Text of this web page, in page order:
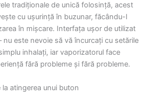
tradiționale de unică folosință, acest
cu ușurință în buzunar, făcându-l
în mișcare. Interfața ușor de utilizat
nu este nevoie să vă încurcați cu setările
inhalați, iar vaporizatorul face
fără probleme și fără probleme.
atingerea unui buton